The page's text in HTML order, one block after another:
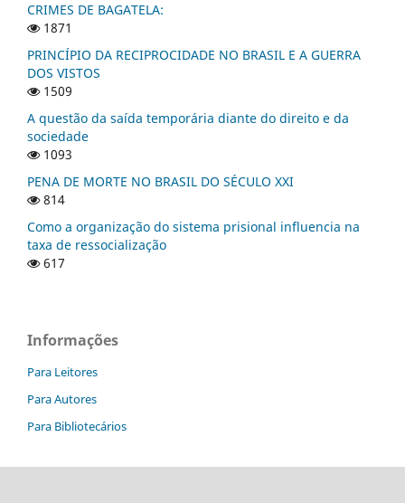
CRIMES DE BAGATELA:
1871
PRINCÍPIO DA RECIPROCIDADE NO BRASIL E A GUERRA
DOS VISTOS
1509
A questão da saída temporária diante do direito e da
sociedade
1093
PENA DE MORTE NO BRASIL DO SÉCULO XXI
814
Como a organização do sistema prisional influencia na
taxa de ressocialização
617
Informações
Para Leitores
Para Autores
Para Bibliotecários